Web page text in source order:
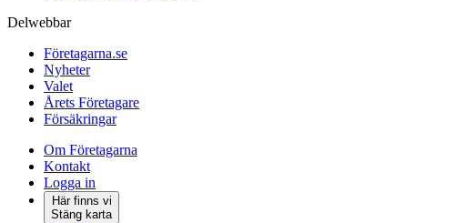
Delwebbar
Företagarna.se
Nyheter
Valet
Årets Företagare
Försäkringar
Om Företagarna
Kontakt
Logga in
Här finns vi
Stäng karta